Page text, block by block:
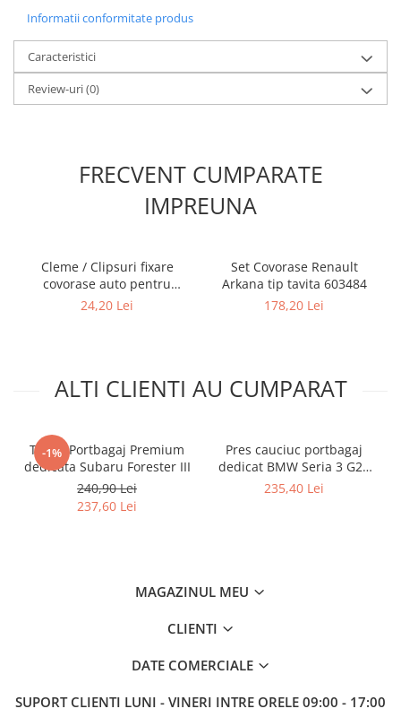
Informatii conformitate produs
Caracteristici
Review-uri(0)
FRECVENT CUMPARATE
IMPREUNA
Cleme / Clipsuri fixare
covorase auto pentru
Renault / Nissan
24,20 Lei
Set Covorase Renault
Arkana tip tavita 603484
178,20 Lei
ALTI CLIENTI AU CUMPARAT
-1%
Tavita Portbagaj Premium
dedicata Subaru Forester III
240,90 Lei
237,60 Lei
Pres cauciuc portbagaj
dedicat BMW Seria 3 G20
Sedan 2019-prezent,
235,40 Lei
MAGAZINUL MEU
CLIENTI
DATE COMERCIALE
SUPORT CLIENTI LUNI - VINERI INTRE ORELE 09:00 - 17:00